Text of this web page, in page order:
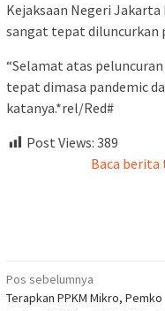
Kejaksaan Negeri
sangat tepat diluncurkan
“Selamat atas
tepat dimasa pandemic
katanya.*rel/Red#
Post Views: 389
Baca berita
Navigasi
Pos sebelumnya
Terapkan PPKM Mikro, Pemko